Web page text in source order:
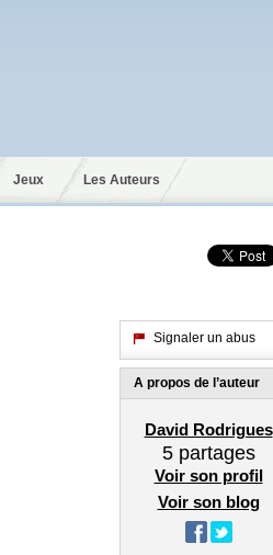
Jeux Les Auteurs
Signaler un abus
A propos de l’auteur
David Rodrigues
5partages
Voir son profil
Voir son blog